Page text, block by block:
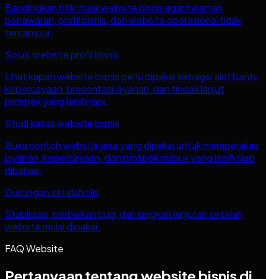
Bandingkan titik mulai website bisnis agar halaman
penawaran, profil bisnis, dan website operasional tidak
tercampur.
Solusi website profil bisnis
Lihat kapan website bisnis perlu dipakai sebagai alat bantu
kepercayaan, presentasi layanan, dan tindak lanjut
prospek yang lebih rapi.
Studi kasus website bisnis
Buka contoh website jasa yang dipakai untuk memperjelas
layanan, kepercayaan, dan prospek masuk yang lebih siap
dibahas.
Dukungan setelah rilis
Stabilisasi, perbaikan bug, dan langkah lanjutan setelah
website mulai dipakai.
FAQ Website
Pertanyaan tentang website bisnis di